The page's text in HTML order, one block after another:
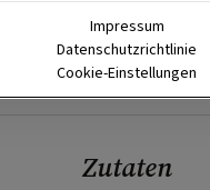
SPEICHERN DRUCKEN
Zutaten
Impressum
Datenschutzrichtlinie
Cookie-Einstellungen